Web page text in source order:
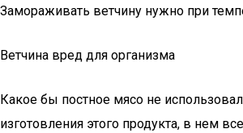
Замораживать ветчину нужно при
Ветчина вред для организма
Какое бы постное мясо не
изготовления этого продукта, в нем